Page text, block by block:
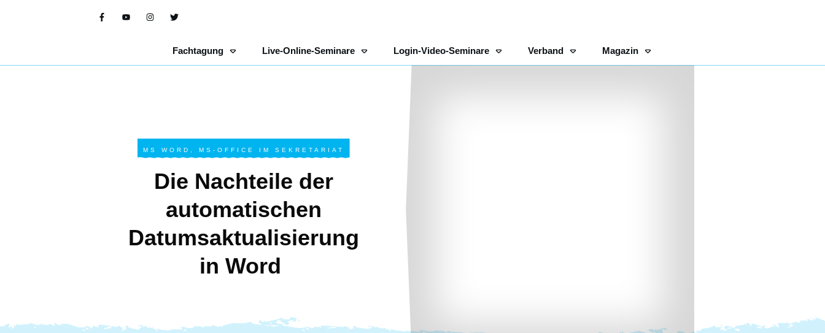
Fachtagung Live-Online-Seminare Login-Video-Seminare Verband Magazin
MS WORD MS-OFFICE IM SEKRETARIAT
Die Nachteile der
automatischen
Datumsaktualisierung
in Word